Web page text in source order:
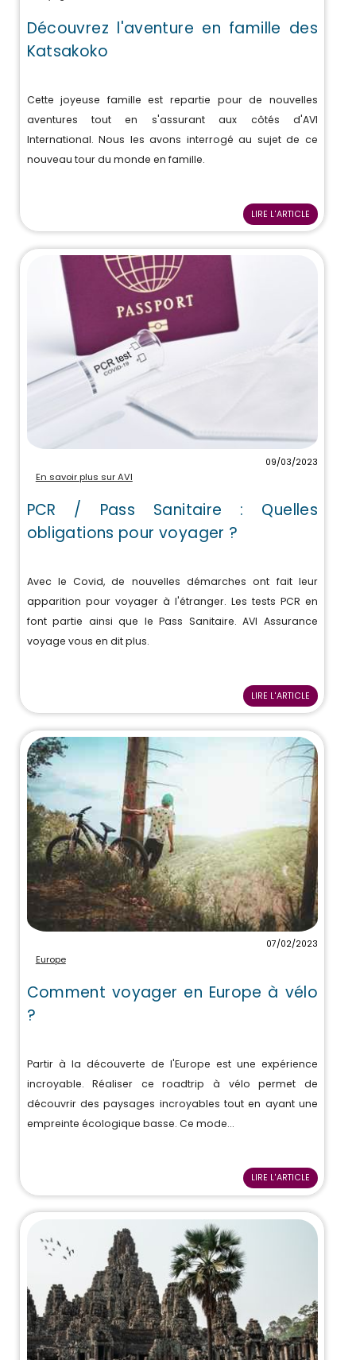
Découvrez l'aventure en famille des
Katsakoko
Cette joyeuse famille est repartie pour de nouvelles
aventures tout en s'assurant aux côtés d'AVI
International. Nous les avons interrogé au sujet de ce
nouveau tour du monde en famille.
LIRE L'ARTICLE
09/03/2023
En savoir plus sur AVI
PCR / Pass Sanitaire : Quelles
obligations pour voyager ?
Avec le Covid, de nouvelles démarches ont fait leur
apparition pour voyager à l'étranger. Les tests PCR en
font partie ainsi que le Pass Sanitaire. AVI Assurance
voyage vous en dit plus.
LIRE L'ARTICLE
07/02/2023
Europe
Comment voyager en Europe à vélo
?
Partir à la découverte de l'Europe est une expérience
incroyable. Réaliser ce roadtrip à vélo permet de
découvrir des paysages incroyables tout en ayant une
empreinte écologique basse. Ce mode...
LIRE L'ARTICLE